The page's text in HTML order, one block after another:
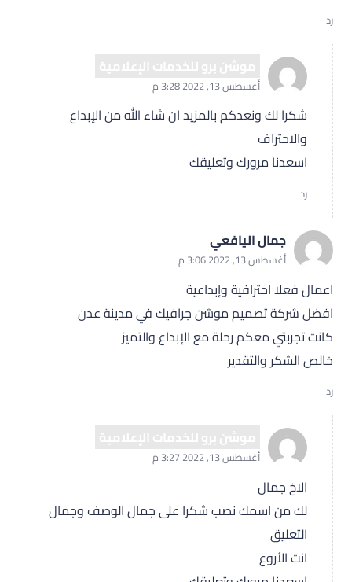
رد
أغسطس 13, 2022 3:28 م
شكرا لك ونعدكم بالمزيد ان شاء الله من الإبداع
والاحتراف
اسعدنا مرورك وتعليقك
رد
جمال اليافعي
أغسطس 13, 2022 3:06 م
اعمال فعلا احترافية وإبداعية
افضل شركة تصميم موشن جرافيك في مدينة عدن
كانت تجربتي معكم رحلة مع الإبداع والتميز
خالص الشكر والتقدير
رد
أغسطس 13, 2022 3:27 م
الاخ جمال
لك من اسمك نصب شكرا على جمال الوصف وجمال
التعليق
انت الأروع